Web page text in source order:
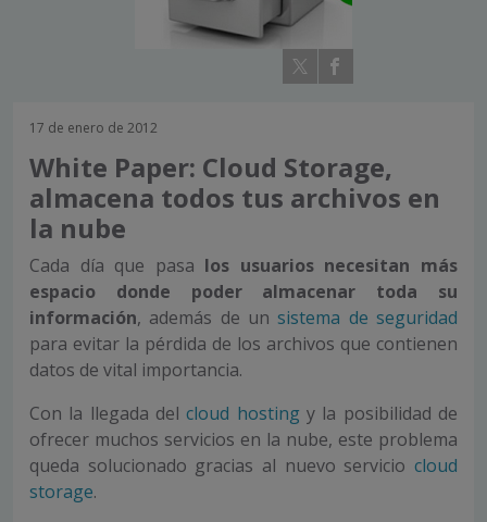
17 de enero de 2012
White Paper: Cloud Storage,
almacena todos tus archivos en
la nube
Cada día que pasa los usuarios necesitan más
espacio donde poder almacenar toda su
información, además de unsistema de seguridad
para evitar la pérdida de los archivos que contienen
datos de vital importancia.
Con la llegada delcloud hosting y la posibilidad de
ofrecer muchos servicios en la nube, este problema
queda solucionado gracias al nuevo servicio cloud
storage.